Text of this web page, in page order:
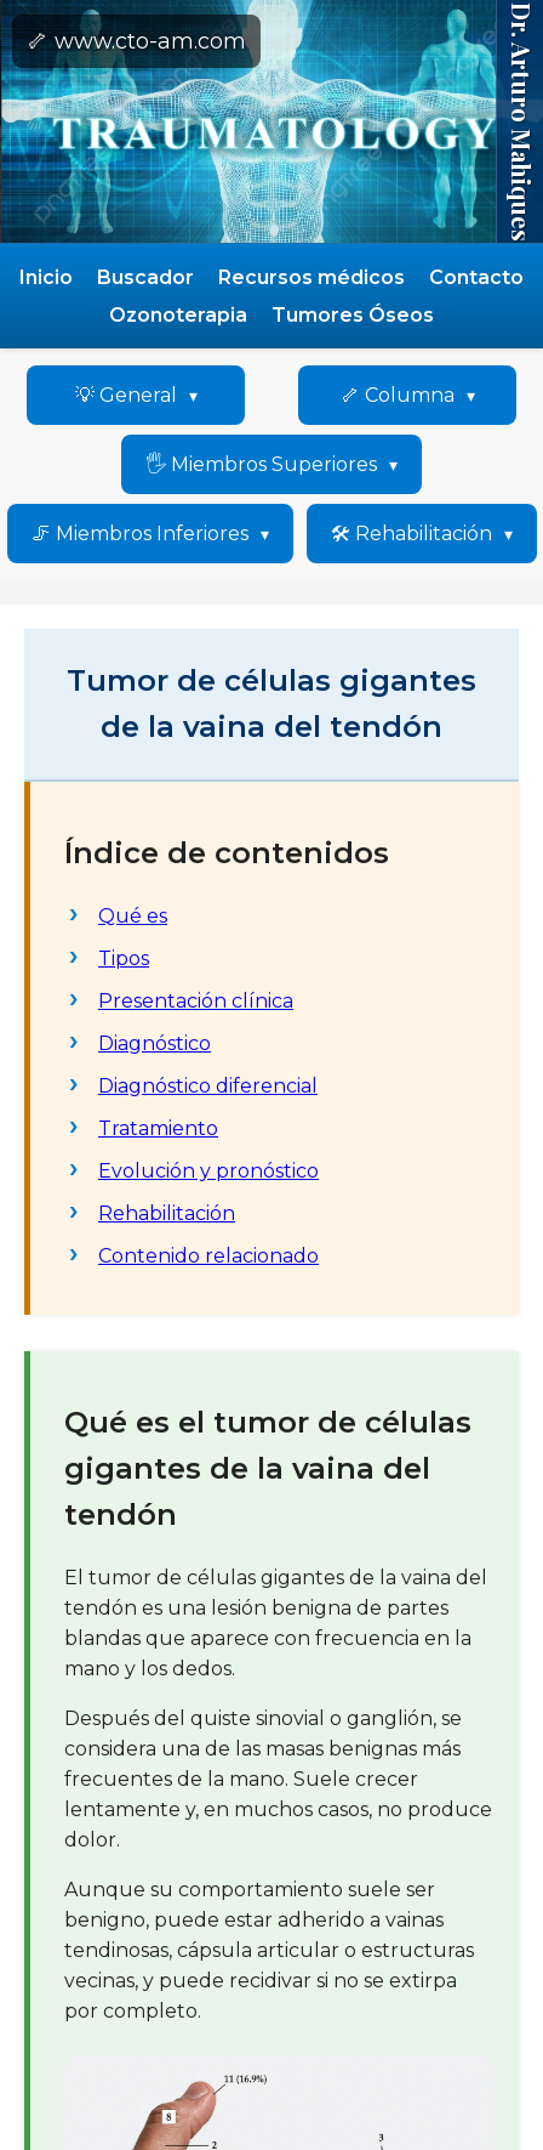
🦴 www.cto-am.com Dr. Arturo Mahiques
Inicio Buscador Recursos médicos
Contacto
Ozonoterapia
Tumores Óseos
💡 General 🦴 Columna
🖐️ Miembros Superiores
🦵 Miembros Inferiores 🛠️ Rehabilitación
Tumor de células gigantes
de la vaina del tendón
Índice de contenidos
Qué es
Tipos
Presentación clínica
Diagnóstico
Diagnóstico diferencial
Tratamiento
Evolución y pronóstico
Rehabilitación
Contenido relacionado
Qué es el tumor de células
gigantes de la vaina del
tendón
El tumor de células gigantes de la vaina del
tendón es una lesión benigna de partes
blandas que aparece con frecuencia en la
mano y los dedos.
Después del quiste sinovial o ganglión, se
considera una de las masas benignas más
frecuentes de la mano. Suele crecer
lentamente y, en muchos casos, no produce
dolor.
Aunque su comportamiento suele ser
benigno, puede estar adherido a vainas
tendinosas, cápsula articular o estructuras
vecinas, y puede recidivar si no se extirpa
por completo.